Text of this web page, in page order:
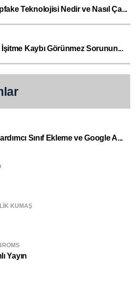
Teknolojisi Nedir ve Nasıl Ça...
İşitme Kaybı Görünmez Sorunun...
Sınıf Ekleme ve Google A...
KUMAŞ
Yayın